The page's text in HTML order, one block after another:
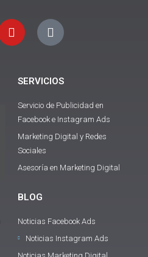
o
u
t
e
i
k
t
SERVICIOS
Servicio de Publicidad en
Facebook e Instagram Ads
Marketing Digital y Redes
Sociales
Asesoría en Marketing Digital
BLOG
Noticias Facebook Ads
Noticias Instagram Ads